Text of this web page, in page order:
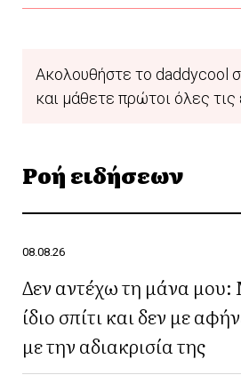
Ακολουθήστε το daddycool
και μάθετε πρώτοι όλες τις
Ροή ειδήσεων
08.08.26
Δεν αντέχω τη μάνα μου:
ίδιο σπίτι και δεν με
με την αδιακρισία της